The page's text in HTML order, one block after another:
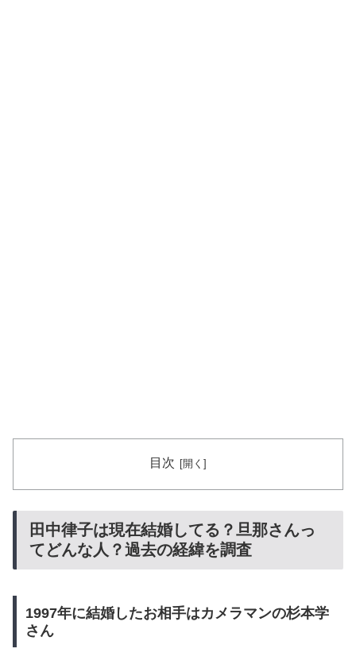
目次
田中律子は現在結婚してる？旦那さんっ
てどんな人？過去の経緯を調査
1997年に結婚したお相手はカメラマンの杉本学
さん